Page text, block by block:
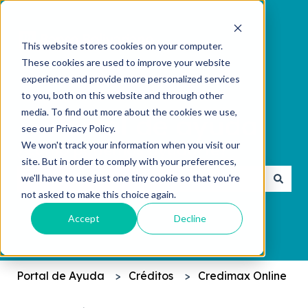
This website stores cookies on your computer.
These cookies are used to improve your website
experience and provide more personalized services
to you, both on this website and through other
media. To find out more about the cookies we use,
see our Privacy Policy.
We won't track your information when you visit our
site. But in order to comply with your preferences,
we'll have to use just one tiny cookie so that you're
not asked to make this choice again.
Accept Decline
¿Cómo podemos ayudarte?
No hay sugerencias porque el campo de
Portal de Ayuda Créditos Credimax Online